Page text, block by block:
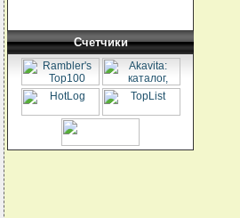
Счетчики